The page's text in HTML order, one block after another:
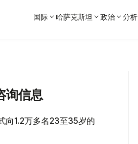
国际 哈萨克斯坦 政治 分析
询信息
向1.2万多名23至35岁的